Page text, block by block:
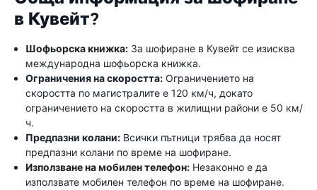
в Кувейт?
Шофьорска книжка: За шофиране в Кувейт се изисква
международна шофьорска книжка.
Ограничения на скоростта: Ограничението на
скоростта по магистралите е 120 км/ч, докато
ограничението на скоростта в жилищни райони е 50 км/
ч.
Предпазни колани: Всички пътници трябва да носят
предпазни колани по време на шофиране.
Използване на мобилен телефон: Незаконно е да
използвате мобилен телефон по време на шофиране.